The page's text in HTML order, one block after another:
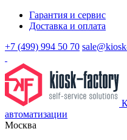
Гарантия и сервис
Доставка и оплата
+7 (499) 994 50 70
автоматизации
Москва